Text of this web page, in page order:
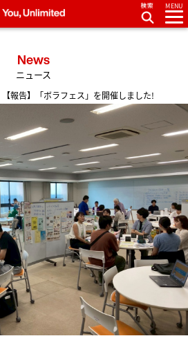
You, Unlimited
MENU
News
ニュース
【報告】「ボラフェス」を開催しました!